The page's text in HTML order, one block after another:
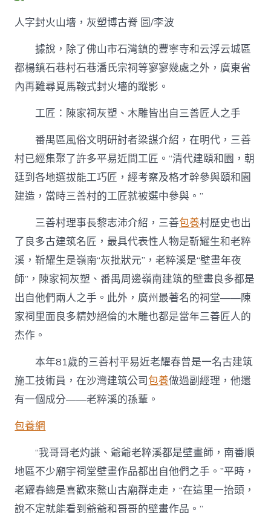
人字封火山墻，灰塑博古脊 圖/李波
據說，除了佛山市石灣鎮的豐寧寺和云浮云城區
都楊鎮石巷村石巷潘氏宗祠等寥寥幾處之外，廣東省
內再難尋覓馬鞍式封火墻的蹤影。
工匠：陳家祠灰塑、木雕皆出自三善匠人之手
番禺區風俗文明研討者梁謀介紹，在明代，三善
村已經集聚了許多平易近間工匠。“清代建頤和園，朝
廷到各地選拔能工巧匠，經考察及格才幹參與頤和園
建造，當時三善村的工匠就被選中參與。”
三善村理事長黎志沛介紹，三善包養村歷史也出
了良多古建筑名匠，最具代表性人物是靳耀生和老粹
溪，靳耀生是嶺南“灰批狀元”，老粹溪是“壁畫年夜
師”，陳家祠灰塑、番禺周邊嶺南建筑的壁畫良多都是
出自他們兩人之手。此外，廣州最著名的祠堂——陳
家祠里面良多精妙絕倫的木雕也都是當年三善匠人的
杰作。
本年81歲的三善村平易近老耀春曾是一名古建筑
施工技術員，在沙灣建筑公司包養做過副經理，他還
有一個成分——老粹溪的孫輩。
包養網
“我哥哥老灼謙、爺爺老粹溪都是壁畫師，南番順
地區不少廟宇祠堂壁畫作品都出自他們之手。”平時，
老耀春總是喜歡來鰲山古廟群走走，“在這里一抬頭，
說不定就能看到爺爺和哥哥的壁畫作品。”